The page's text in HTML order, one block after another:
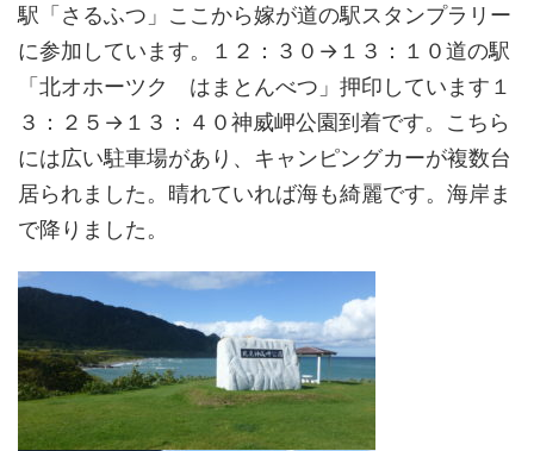
駅「さるふつ」ここから嫁が道の駅スタンプラリー
に参加しています。１２：３０→１３：１０道の駅
「北オホーツク はまとんべつ」押印しています１
３：２５→１３：４０神威岬公園到着です。こちら
には広い駐車場があり、キャンピングカーが複数台
居られました。晴れていれば海も綺麗です。海岸ま
で降りました。